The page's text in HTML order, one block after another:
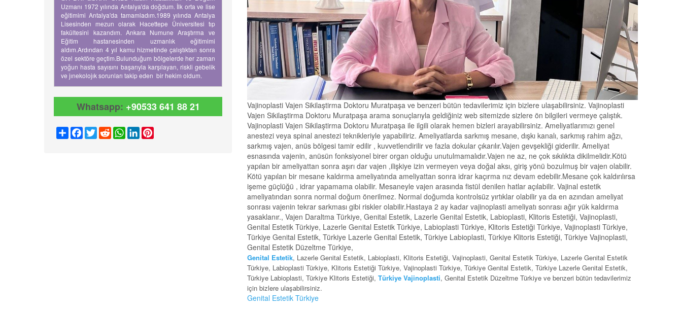
Uzmanı 1972 yılında Antalya'da doğdum. İlk orta ve lise
eğitimimi Antalya'da tamamladım.1989 yılında Antalya
Lisesinden mezun olarak Hacettepe Üniversitesi tıp
fakültesini kazandım. Ankara Numune Araştırma ve
Eğitim hastanesinden uzmanlık eğitimimi
aldım.Ardından 4 yıl kamu hizmetinde çalıştıktan sonra
özel sektöre geçtim.Bulunduğum bölgelerde her zaman
yoğun hasta sayısını başarıyla karşılayan, riskli gebelik
ve jınekolojık sorunları takip eden bir hekim oldum.
Whatsapp: +90533 641 88 21
ShareFacebook
TwitterRedditWhatsApp
LinkedIn
Vajinoplasti Vajen Sikilaştirma Doktoru Muratpaşa ve benzeri bütün tedavilerimiz için bizlere ulaşabilirsiniz. Vajinoplasti
Vajen Sikilaştirma Doktoru Muratpaşa arama sonuçlarıyla geldiğiniz web sitemizde sizlere ön bilgileri vermeye çalıştık.
Vajinoplasti Vajen Sikilaştirma Doktoru Muratpaşa ile ilgili olarak hemen bizleri arayabilirsiniz. Ameliyatlarımızı genel
anestezi veya spinal anestezi teknikleriyle yapabiliriz. Ameliyatlarda sarkmış mesane, dışkı kanalı, sarkmış rahim ağzı,
sarkmış vajen, anüs bölgesi tamir edilir , kuvvetlendirilir ve fazla dokular çıkarılır.Vajen gevşekliği giderilir. Ameliyat
esnasında vajenin, anüsün fonksiyonel birer organ olduğu unutulmamalıdır.Vajen ne az, ne çok sıkılıkta dikilmelidir.Kötü
yapılan bir ameliyattan sonra aşırı dar vajen ,ilişkiye izin vermeyen veya doğal aksı, giriş yönü bozulmuş bir vajen olabilir.
Kötü yapılan bir mesane kaldırma ameliyatında ameliyattan sonra idrar kaçırma nız devam edebilir.Mesane çok kaldırılırsa
işeme güçlüğü , idrar yapamama olabilir. Mesaneyle vajen arasında fistül denilen hatlar açılabilir. Vajinal estetik
ameliyatından sonra normal doğum önerilmez. Normal doğumda kontrolsüz yırtıklar olabilir ya da en azından ameliyat
sonrası vajenin tekrar sarkması gibi riskler olabilir.Hastaya 2 ay kadar vajinoplasti ameliyatı sonrası ağır yük kaldırma
yasaklanır., Vajen Daraltma Türkiye, Genital Estetik, Lazerle Genital Estetik, Labioplasti, Klitoris Estetiği, Vajinoplasti,
Genital Estetik Türkiye, Lazerle Genital Estetik Türkiye, Labioplasti Türkiye, Klitoris Estetiği Türkiye, Vajinoplasti Türkiye,
Türkiye Genital Estetik, Türkiye Lazerle Genital Estetik, Türkiye Labioplasti, Türkiye Klitoris Estetiği, Türkiye Vajinoplasti,
Genital Estetik Düzeltme Türkiye,
Genital Estetik, Lazerle Genital Estetik, Labioplasti, Klitoris Estetiği, Vajinoplasti, Genital Estetik Türkiye, Lazerle Genital Estetik
Türkiye, Labioplasti Türkiye, Klitoris Estetiği Türkiye, Vajinoplasti Türkiye, Türkiye Genital Estetik, Türkiye Lazerle Genital Estetik,
Türkiye Labioplasti, Türkiye Klitoris Estetiği, Türkiye Vajinoplasti, Genital Estetik Düzeltme Türkiye ve benzeri bütün tedavilerimiz
için bizlere ulaşabilirsiniz.
Genital Estetik Türkiye